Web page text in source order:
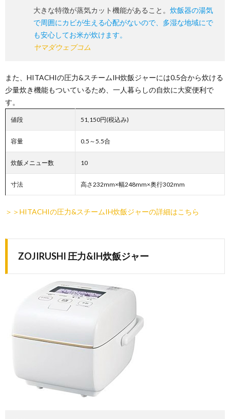
大きな特徴が蒸気カット機能があること。 炊飯器の湯気
で周囲にカビが生える心配がないので、多湿な地域にで
も安心してお米が炊けます。
ヤマダウェブコム
また、HITACHIの圧力&スチームIH炊飯ジャーには0.5合から炊ける
少量炊き機能もついているため、一人暮らしの自炊に大変便利で
す。
値段 51,150円(税込み)
容量 0.5～5.5合
炊飯メニュー数 10
寸法 高さ232mm×幅248mm×奥行302mm
＞＞HITACHIの圧力&スチームIH炊飯ジャーの詳細はこちら
ZOJIRUSHI 圧力&IH炊飯ジャー